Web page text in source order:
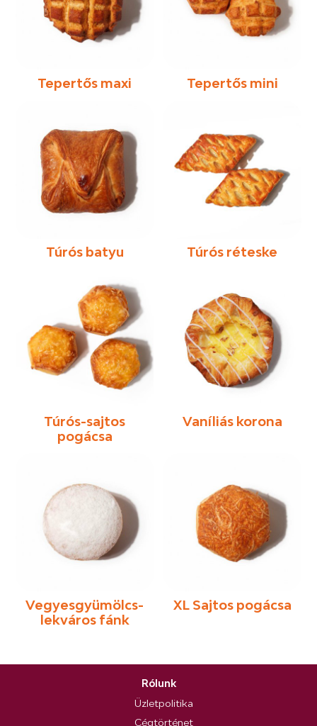
Tepertős maxi Tepertős mini
Túrós batyu Túrós réteske
Túrós-sajtos
pogácsa
Vaníliás korona
Vegyesgyümölcs-
lekváros fánk
XL Sajtos pogácsa
Rólunk
Üzletpolitika
Cégtörténet